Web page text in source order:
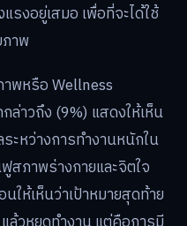
รงอยู่เสมอ เพื่อที่จะได้ใช้
าพ
พหรือ Wellness
าวถึง (9%) แสดงให้เห็น
ะหว่างการทำงานหนักใน
ภาพร่างกายและจิตใจ
ให้เห็นว่าเป้าหมายสุดท้าย